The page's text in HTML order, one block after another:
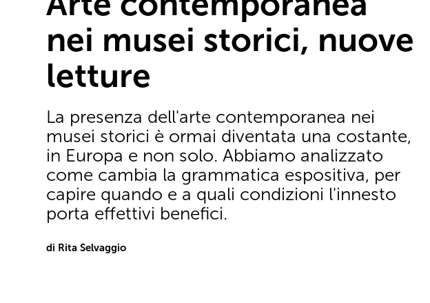
nei musei storici, nuove
letture
La presenza dell'arte contemporanea nei
musei storici è ormai diventata una costante,
in Europa e non solo. Abbiamo analizzato
come cambia la grammatica espositiva, per
capire quando e a quali condizioni l'innesto
porta effettivi benefici.
di Rita Selvaggio